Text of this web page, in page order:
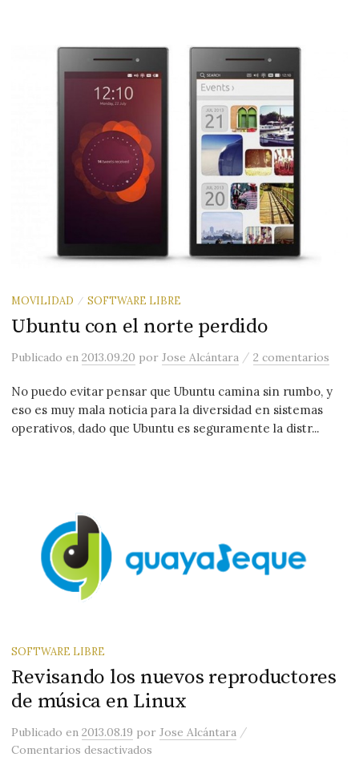
MOVILIDAD / SOFTWARE LIBRE
Ubuntu con el norte perdido
Publicadoen2013.09.20 porJose Alcántara /2 comentarios
No puedo evitar pensar que Ubuntu camina sin rumbo, y
eso es muy mala noticia para la diversidad en sistemas
operativos, dado que Ubuntu es seguramente la distr...
SOFTWARE LIBRE
Revisando los nuevos reproductores
de música en Linux
Publicadoen2013.08.19 porJose Alcántara /
Comentarios desactivados